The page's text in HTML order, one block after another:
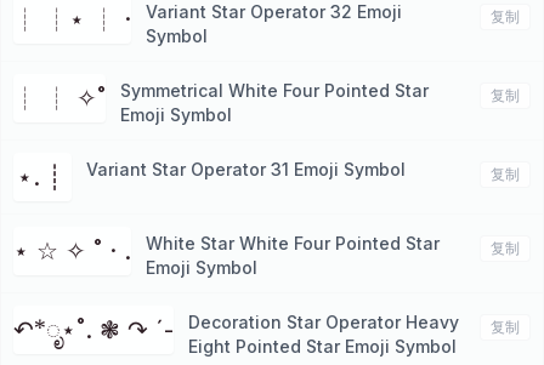
┊ ┊⋆ ┊ ·
Variant Star Operator 32 Emoji
Symbol
复制
┊ ┊ ✧˚
Symmetrical White Four Pointed Star
Emoji Symbol
复制
⋆. ┊ ⁭ Variant Star Operator 31 Emoji Symbol 复制
⋆ ☆ ✧ ˚ · .
White Star White Four Pointed Star
Emoji Symbol
复制
↶*ೃ⋆˚. ❃ ↷ ˊ-
Decoration Star Operator Heavy
Eight Pointed Star Emoji Symbol
复制